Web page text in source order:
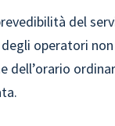
del
operatori